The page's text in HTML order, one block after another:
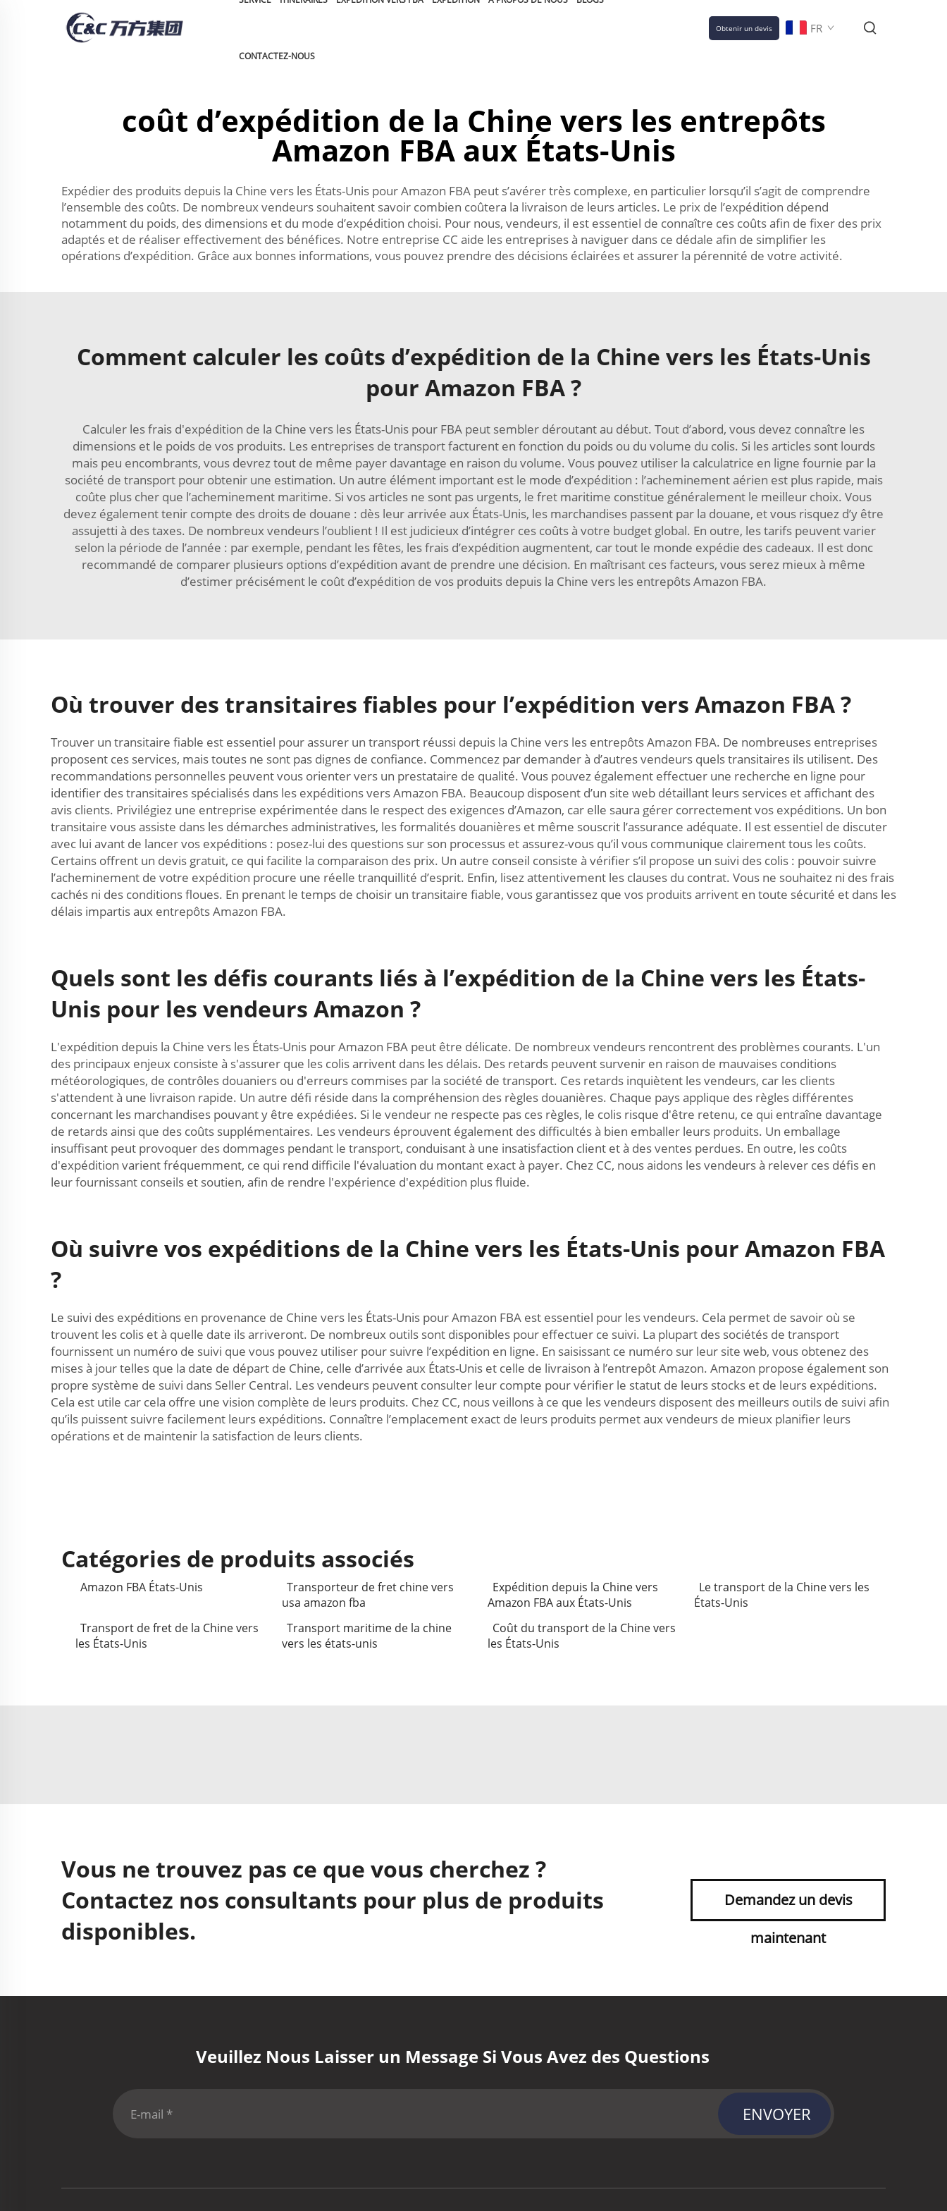
CONTACTEZ-NOUS
Obtenir un devis FR
coût d’expédition de la Chine vers les entrepôts
Amazon FBA aux États-Unis
Expédier des produits depuis la Chine vers les États-Unis pour Amazon FBA peut s’avérer très complexe, en particulier lorsqu’il s’agit de comprendre
l’ensemble des coûts. De nombreux vendeurs souhaitent savoir combien coûtera la livraison de leurs articles. Le prix de l’expédition dépend
notamment du poids, des dimensions et du mode d’expédition choisi. Pour nous, vendeurs, il est essentiel de connaître ces coûts afin de fixer des prix
adaptés et de réaliser effectivement des bénéfices. Notre entreprise CC aide les entreprises à naviguer dans ce dédale afin de simplifier les
opérations d’expédition. Grâce aux bonnes informations, vous pouvez prendre des décisions éclairées et assurer la pérennité de votre activité.
Comment calculer les coûts d’expédition de la Chine vers les États-Unis
pour Amazon FBA ?
Calculer les frais d'expédition de la Chine vers les États-Unis pour FBA peut sembler déroutant au début. Tout d’abord, vous devez connaître les
dimensions et le poids de vos produits. Les entreprises de transport facturent en fonction du poids ou du volume du colis. Si les articles sont lourds
mais peu encombrants, vous devrez tout de même payer davantage en raison du volume. Vous pouvez utiliser la calculatrice en ligne fournie par la
société de transport pour obtenir une estimation. Un autre élément important est le mode d’expédition : l’acheminement aérien est plus rapide, mais
coûte plus cher que l’acheminement maritime. Si vos articles ne sont pas urgents, le fret maritime constitue généralement le meilleur choix. Vous
devez également tenir compte des droits de douane : dès leur arrivée aux États-Unis, les marchandises passent par la douane, et vous risquez d’y être
assujetti à des taxes. De nombreux vendeurs l’oublient ! Il est judicieux d’intégrer ces coûts à votre budget global. En outre, les tarifs peuvent varier
selon la période de l’année : par exemple, pendant les fêtes, les frais d’expédition augmentent, car tout le monde expédie des cadeaux. Il est donc
recommandé de comparer plusieurs options d’expédition avant de prendre une décision. En maîtrisant ces facteurs, vous serez mieux à même
d’estimer précisément le coût d’expédition de vos produits depuis la Chine vers les entrepôts Amazon FBA.
Où trouver des transitaires fiables pour l’expédition vers Amazon FBA ?
Trouver un transitaire fiable est essentiel pour assurer un transport réussi depuis la Chine vers les entrepôts Amazon FBA. De nombreuses entreprises
proposent ces services, mais toutes ne sont pas dignes de confiance. Commencez par demander à d’autres vendeurs quels transitaires ils utilisent. Des
recommandations personnelles peuvent vous orienter vers un prestataire de qualité. Vous pouvez également effectuer une recherche en ligne pour
identifier des transitaires spécialisés dans les expéditions vers Amazon FBA. Beaucoup disposent d’un site web détaillant leurs services et affichant des
avis clients. Privilégiez une entreprise expérimentée dans le respect des exigences d’Amazon, car elle saura gérer correctement vos expéditions. Un bon
transitaire vous assiste dans les démarches administratives, les formalités douanières et même souscrit l’assurance adéquate. Il est essentiel de discuter
avec lui avant de lancer vos expéditions : posez-lui des questions sur son processus et assurez-vous qu’il vous communique clairement tous les coûts.
Certains offrent un devis gratuit, ce qui facilite la comparaison des prix. Un autre conseil consiste à vérifier s’il propose un suivi des colis : pouvoir suivre
l’acheminement de votre expédition procure une réelle tranquillité d’esprit. Enfin, lisez attentivement les clauses du contrat. Vous ne souhaitez ni des frais
cachés ni des conditions floues. En prenant le temps de choisir un transitaire fiable, vous garantissez que vos produits arrivent en toute sécurité et dans les
délais impartis aux entrepôts Amazon FBA.
Quels sont les défis courants liés à l’expédition de la Chine vers les États-
Unis pour les vendeurs Amazon ?
L'expédition depuis la Chine vers les États-Unis pour Amazon FBA peut être délicate. De nombreux vendeurs rencontrent des problèmes courants. L'un
des principaux enjeux consiste à s'assurer que les colis arrivent dans les délais. Des retards peuvent survenir en raison de mauvaises conditions
météorologiques, de contrôles douaniers ou d'erreurs commises par la société de transport. Ces retards inquiètent les vendeurs, car les clients
s'attendent à une livraison rapide. Un autre défi réside dans la compréhension des règles douanières. Chaque pays applique des règles différentes
concernant les marchandises pouvant y être expédiées. Si le vendeur ne respecte pas ces règles, le colis risque d'être retenu, ce qui entraîne davantage
de retards ainsi que des coûts supplémentaires. Les vendeurs éprouvent également des difficultés à bien emballer leurs produits. Un emballage
insuffisant peut provoquer des dommages pendant le transport, conduisant à une insatisfaction client et à des ventes perdues. En outre, les coûts
d'expédition varient fréquemment, ce qui rend difficile l'évaluation du montant exact à payer. Chez CC, nous aidons les vendeurs à relever ces défis en
leur fournissant conseils et soutien, afin de rendre l'expérience d'expédition plus fluide.
Où suivre vos expéditions de la Chine vers les États-Unis pour Amazon FBA
?
Le suivi des expéditions en provenance de Chine vers les États-Unis pour Amazon FBA est essentiel pour les vendeurs. Cela permet de savoir où se
trouvent les colis et à quelle date ils arriveront. De nombreux outils sont disponibles pour effectuer ce suivi. La plupart des sociétés de transport
fournissent un numéro de suivi que vous pouvez utiliser pour suivre l’expédition en ligne. En saisissant ce numéro sur leur site web, vous obtenez des
mises à jour telles que la date de départ de Chine, celle d’arrivée aux États-Unis et celle de livraison à l’entrepôt Amazon. Amazon propose également son
propre système de suivi dans Seller Central. Les vendeurs peuvent consulter leur compte pour vérifier le statut de leurs stocks et de leurs expéditions.
Cela est utile car cela offre une vision complète de leurs produits. Chez CC, nous veillons à ce que les vendeurs disposent des meilleurs outils de suivi afin
qu’ils puissent suivre facilement leurs expéditions. Connaître l’emplacement exact de leurs produits permet aux vendeurs de mieux planifier leurs
opérations et de maintenir la satisfaction de leurs clients.
Catégories de produits associés
Amazon FBA États-Unis
Transporteur de fret chine vers
usa amazon fba
Expédition depuis la Chine vers
Amazon FBA aux États-Unis
Le transport de la Chine vers les
États-Unis
Transport de fret de la Chine vers
les États-Unis
Transport maritime de la chine
vers les états-unis
Coût du transport de la Chine vers
les États-Unis
Vous ne trouvez pas ce que vous cherchez ?
Contactez nos consultants pour plus de produits
disponibles.
Demandez un devis
maintenant
Veuillez Nous Laisser un Message Si Vous Avez des Questions
ENVOYER